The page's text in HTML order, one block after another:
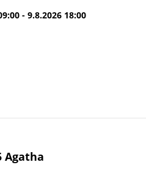
- 9.8.2026 18:00
Agatha